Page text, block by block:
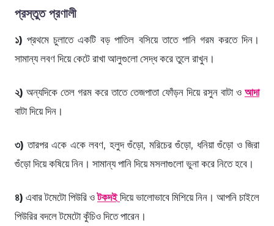
প্রস্তুত প্রণালী
১) প্রথমে চুলাতে একটি বড় পাতিল বসিয়ে তাতে পানি গরম করতে দিন।
সামান্য লবণ দিয়ে কেটে রাখা আলুগুলো সেদ্ধ করে তুলে রাখুন।
২) অন্যদিকে তেল গরম করে তাতে তেজপাতা ফোঁড়ন দিয়ে রসুন বাটা ও আদা
বাটা দিয়ে দিন।
৩) তারপর একে একে লবণ, হলুদ গুঁড়ো, মরিচের গুঁড়ো, ধনিয়া গুঁড়ো ও জিরা
গুঁড়ো দিয়ে কষিয়ে নিন। সামান্য পানি দিয়ে মসলাগুলো ভুনা করে নিতে হবে।
৪) এবার টমেটো পিউরি ওটকদই দিয়ে ভালোভাবে মিশিয়ে নিন। আপনি চাইলে
পিউরির বদলে টমেটো কুঁচিও দিতে পারেন।